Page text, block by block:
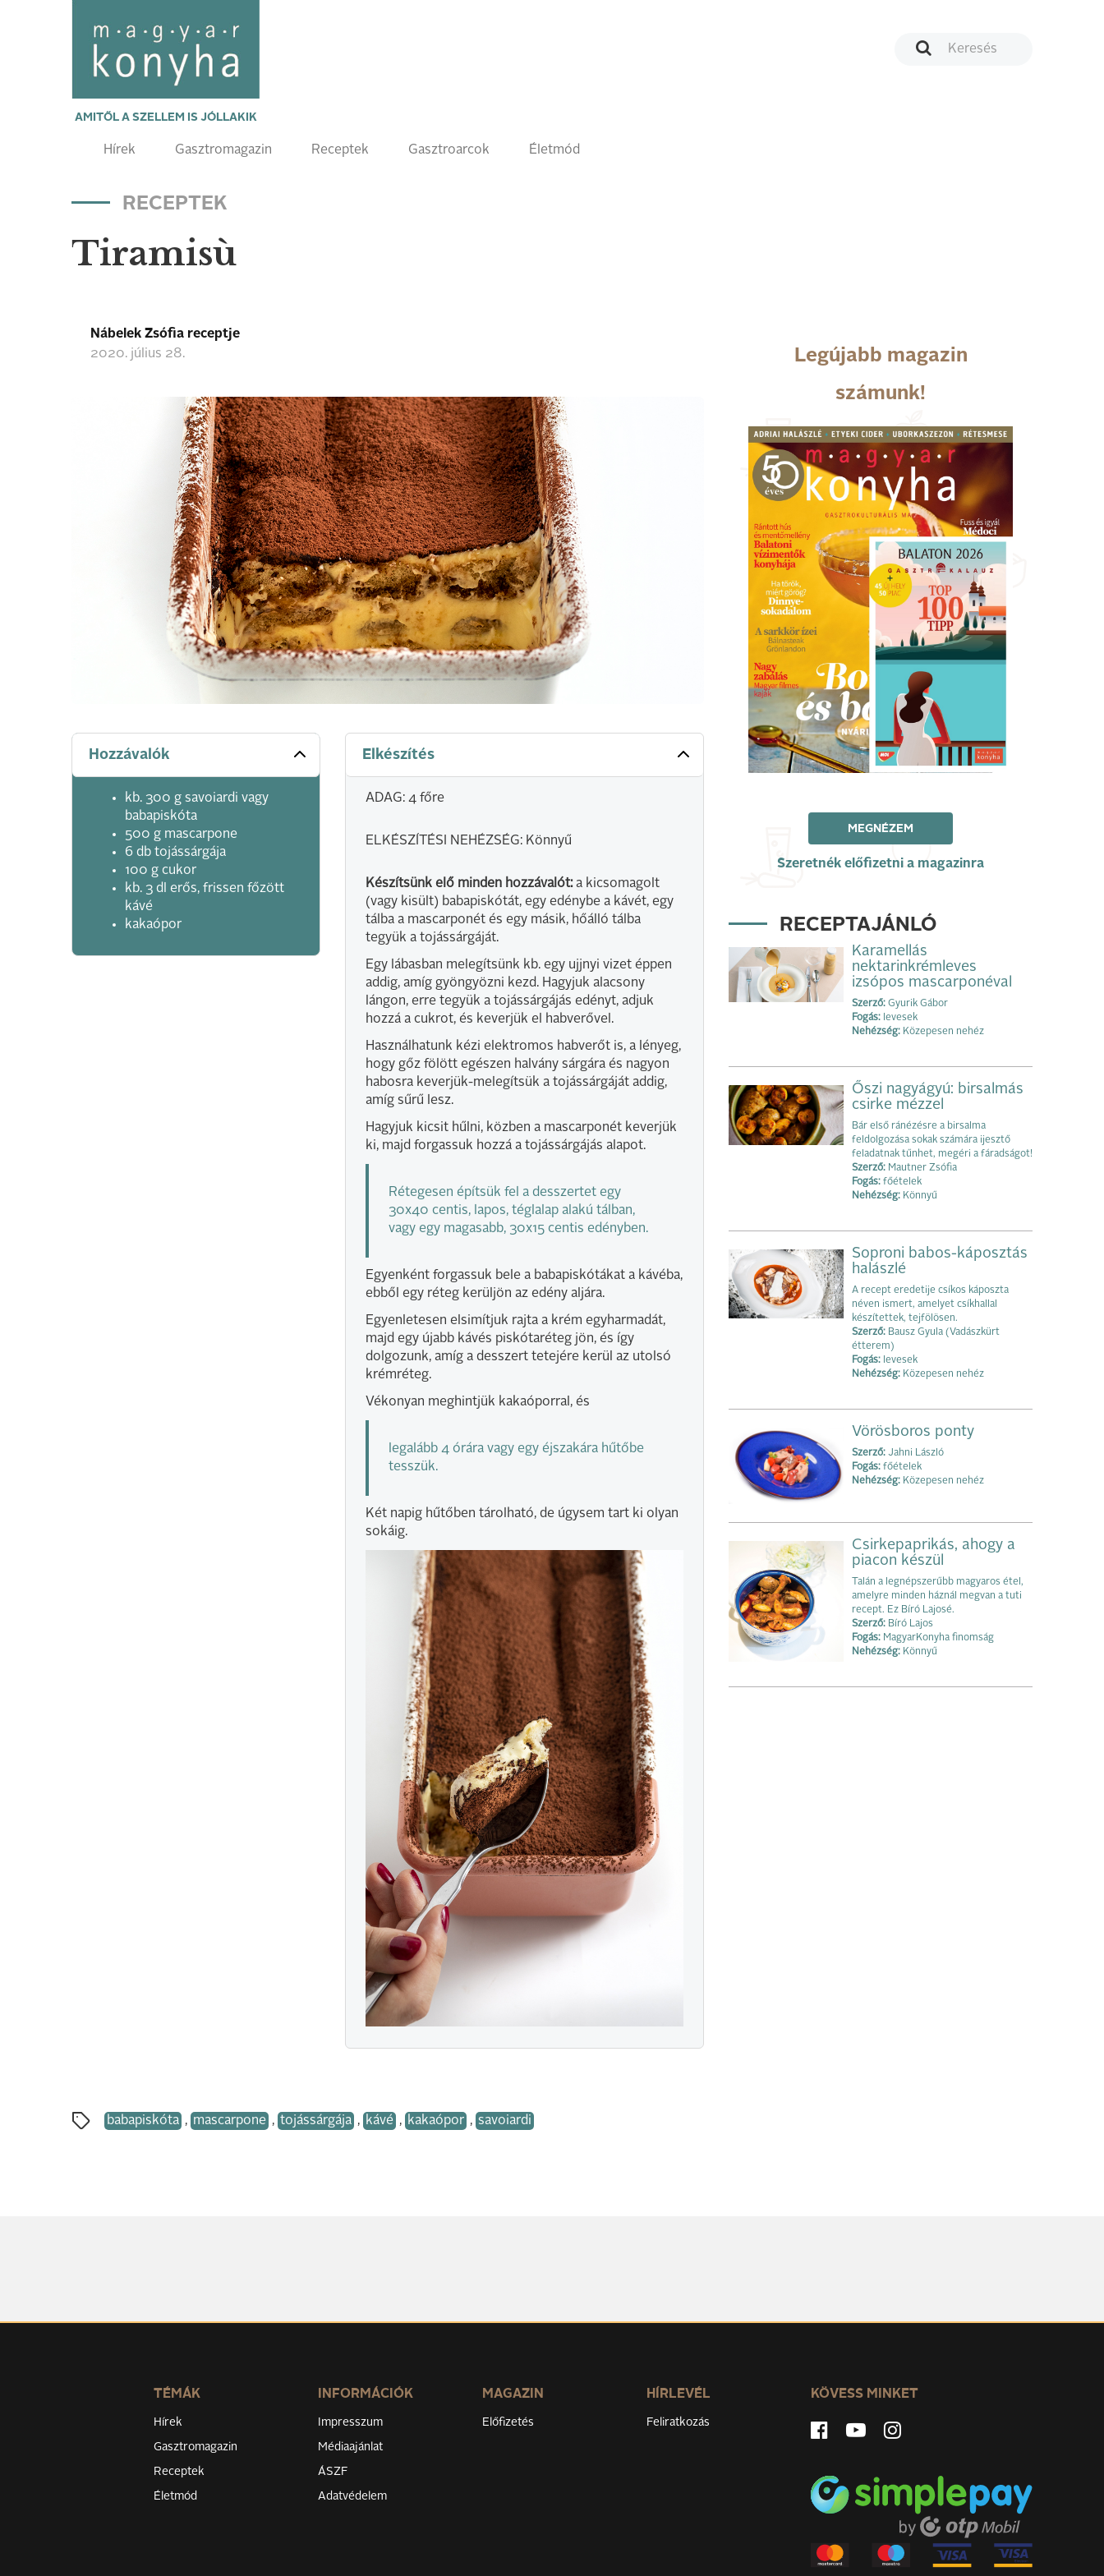
AMITŐL A SZELLEM IS JÓLLAKIK
Hírek Gasztromagazin Receptek Gasztroarcok Életmód
RECEPTEK
Tiramisù
Nábelek Zsófia receptje
2020. július 28.
Hozzávalók
kb. 300 g savoiardi vagy
babapiskóta
500 g mascarpone
6 db tojássárgája
100 g cukor
kb. 3 dl erős, frissen főzött
kávé
kakaópor
Elkészítés
ADAG: 4 főre
ELKÉSZÍTÉSI NEHÉZSÉG: Könnyű
Készítsünk elő minden hozzávalót: a kicsomagolt
(vagy kisült) babapiskótát, egy edénybe a kávét, egy
tálba a mascarponét és egy másik, hőálló tálba
tegyük a tojássárgáját.
Egy lábasban melegítsünk kb. egy ujjnyi vizet éppen
addig, amíg gyöngyözni kezd. Hagyjuk alacsony
lángon, erre tegyük a tojássárgájás edényt, adjuk
hozzá a cukrot, és keverjük el habverővel.
Használhatunk kézi elektromos habverőt is, a lényeg,
hogy gőz fölött egészen halvány sárgára és nagyon
habosra keverjük-melegítsük a tojássárgáját addig,
amíg sűrű lesz.
Hagyjuk kicsit hűlni, közben a mascarponét keverjük
ki, majd forgassuk hozzá a tojássárgájás alapot.
Rétegesen építsük fel a desszertet egy
30x40 centis, lapos, téglalap alakú tálban,
vagy egy magasabb, 30x15 centis edényben.
Egyenként forgassuk bele a babapiskótákat a kávéba,
ebből egy réteg kerüljön az edény aljára.
Egyenletesen elsimítjuk rajta a krém egyharmadát,
majd egy újabb kávés piskótaréteg jön, és így
dolgozunk, amíg a desszert tetejére kerül az utolsó
krémréteg.
Vékonyan meghintjük kakaóporral, és
legalább 4 órára vagy egy éjszakára hűtőbe
tesszük.
Két napig hűtőben tárolható, de úgysem tart ki olyan
sokáig.
babapiskóta , mascarpone , tojássárgája , kávé , kakaópor , savoiardi
Legújabb magazin
számunk!
MEGNÉZEM
Szeretnék előfizetni a magazinra
RECEPTAJÁNLÓ
Karamellás
nektarinkrémleves
izsópos mascarponéval
Szerző: Gyurik Gábor
Fogás: levesek
Nehézség: Közepesen nehéz
Őszi nagyágyú: birsalmás
csirke mézzel
Bár első ránézésre a birsalma
feldolgozása sokak számára ijesztő
feladatnak tűnhet, megéri a fáradságot!
Szerző: Mautner Zsófia
Fogás: főételek
Nehézség: Könnyű
Soproni babos-káposztás
halászlé
A recept eredetije csíkos káposzta
néven ismert, amelyet csíkhallal
készítettek, tejfölösen.
Szerző: Bausz Gyula (Vadászkürt
étterem)
Fogás: levesek
Nehézség: Közepesen nehéz
Vörösboros ponty
Szerző: Jahni László
Fogás: főételek
Nehézség: Közepesen nehéz
Csirkepaprikás, ahogy a
piacon készül
Talán a legnépszerűbb magyaros étel,
amelyre minden háznál megvan a tuti
recept. Ez Bíró Lajosé.
Szerző: Bíró Lajos
Fogás: MagyarKonyha finomság
Nehézség: Könnyű
TÉMÁK
Hírek
Gasztromagazin
Receptek
Életmód
INFORMÁCIÓK
Impresszum
Médiaajánlat
ÁSZF
Adatvédelem
MAGAZIN
Előfizetés
HÍRLEVÉL
Feliratkozás
KÖVESS MINKET